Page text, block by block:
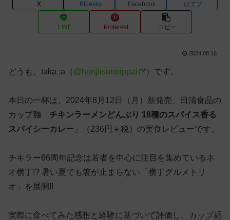
X Bluesky Facebook はてブ
LINE Pinterest コピー
2024.08.16
どうも、taka :a（ @honjitsunoippai ）です。
本日の一杯は、2024年8月12日（月）新発売、日清食品の
カップ麺「 チキンラーメンどんぶり 18種のスパイス香る
スパイシーカレー 」（236円＋税）の実食レビューです。
チキラー66周年記念は若者を中心に注目を集めているネ
オ横丁!? 暑い夏でも箸が止まらない「横丁グルメトリ
オ」を展開!!
実際に食べてみた感想と経験に基づいて評価し、カップ麺